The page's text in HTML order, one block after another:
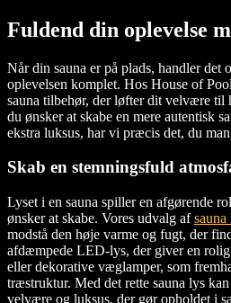
Fuldend din oplevelse
Når din sauna er på plads, handler det
oplevelsen komplet. Hos House of
sauna tilbehør, der løfter dit velvære til
du ønsker at skabe en mere autentisk
ekstra luksus, har vi præcis det, du
Skab en stemningsfuld
Lyset i en sauna spiller en afgørende
ønsker at skabe. Vores udvalg afsauna
modstå den høje varme og fugt, der
afdæmpede LED-lys, der giver en rolig
eller dekorative væglamper, som
træstruktur. Med det rette sauna lys
velvære og luksus, der gør opholdet i